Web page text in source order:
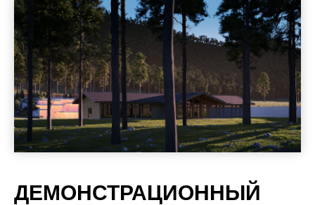
ДЕМОНСТРАЦИОННЫЙ